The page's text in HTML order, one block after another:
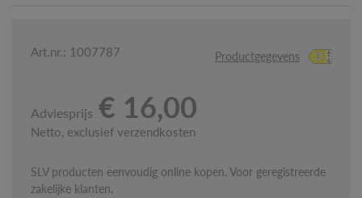
Art.nr.: 1007787 Productgegevens
Adviesprijs € 16,00
Netto, exclusief verzendkosten
SLV producten eenvoudig online kopen. Voor geregistreerde
zakelijke klanten.